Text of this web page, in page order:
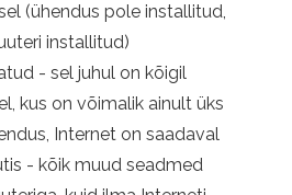
(ühendus pole installitud,
installitud)
- sel juhul on kõigil
kus on võimalik ainult üks
Internet on saadaval
- kõik muud seadmed